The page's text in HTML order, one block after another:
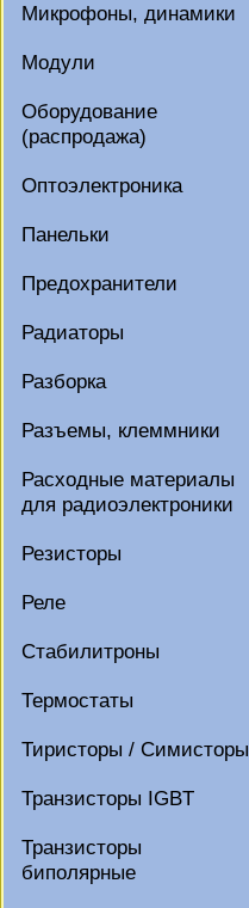
Микрофоны, динамики
Модули
Оборудование
(распродажа)
Оптоэлектроника
Панельки
Предохранители
Радиаторы
Разборка
Разъемы, клеммники
Расходные материалы
для радиоэлектроники
Резисторы
Реле
Стабилитроны
Термостаты
Тиристоры / Симисторы
Транзисторы IGBT
Транзисторы
биполярные